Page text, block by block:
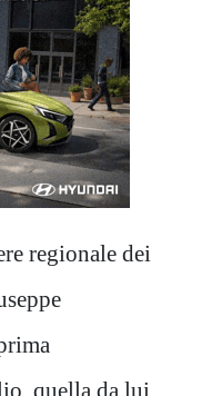
regionale dei
quella da lui